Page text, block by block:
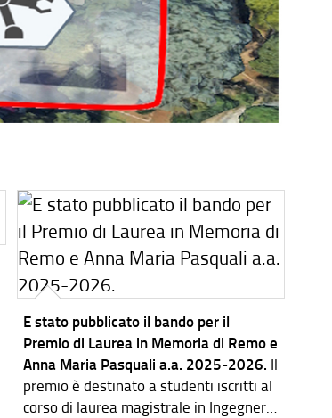
E stato pubblicato il bando per il
Premio di Laurea in Memoria di Remo e
Anna Maria Pasquali a.a. 2025-2026. Il
premio è destinato a studenti iscritti al
corso di laurea magistrale in Ingegneria